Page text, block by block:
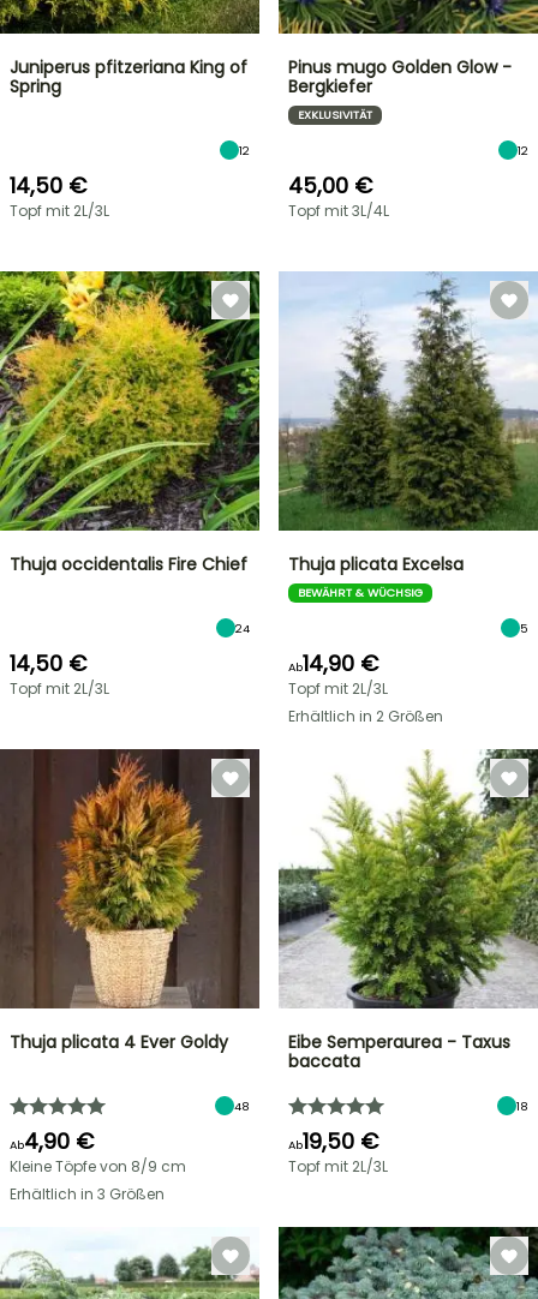
Juniperus pfitzeriana King of
Spring
12
14,50 €
Topf mit 2L/3L
Pinus mugo Golden Glow -
Bergkiefer
EXKLUSIVITÄT
12
45,00 €
Topf mit 3L/4L
Thuja occidentalis Fire Chief
24
14,50 €
Topf mit 2L/3L
Thuja plicata Excelsa
BEWÄHRT & WÜCHSIG
5
Ab14,90 €
Topf mit 2L/3L
Erhältlich in 2 Größen
Thuja plicata 4 Ever Goldy
48
Ab4,90 €
Kleine Töpfe von 8/9 cm
Erhältlich in 3 Größen
Eibe Semperaurea - Taxus
baccata
18
Ab19,50 €
Topf mit 2L/3L